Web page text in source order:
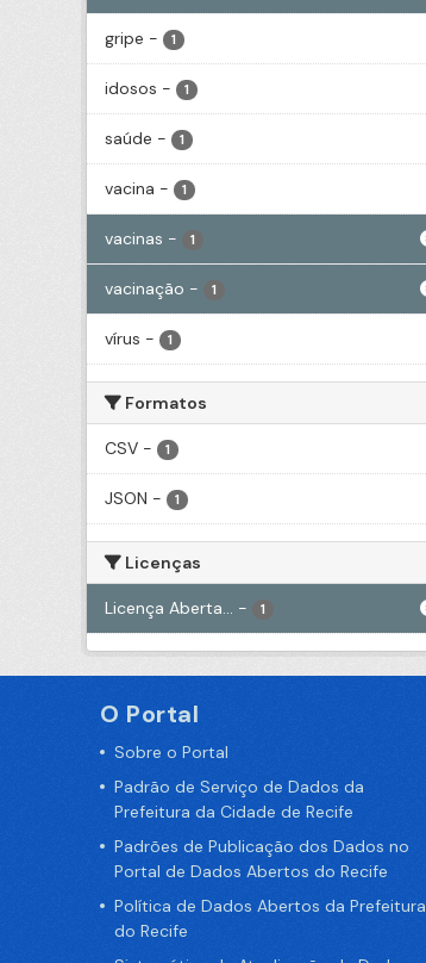
gripe - 1
idosos - 1
saúde - 1
vacina - 1
vacinas - 1
vacinação - 1
vírus - 1
Formatos
CSV - 1
JSON - 1
Licenças
Licença Aberta... - 1
O Portal
Sobre o Portal
Padrão de Serviço de Dados da
Prefeitura da Cidade de Recife
Padrões de Publicação dos Dados no
Portal de Dados Abertos do Recife
Política de Dados Abertos da Prefeitura
do Recife